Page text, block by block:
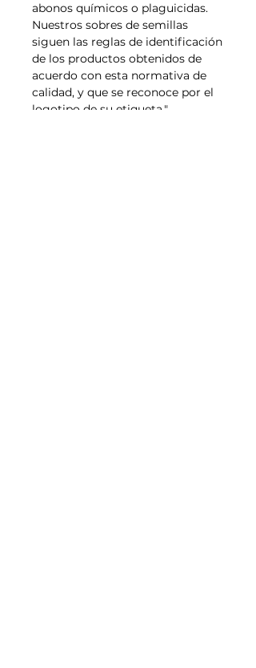
abonos químicos o plaguicidas.
Nuestros sobres de semillas
siguen las reglas de identificación
de los productos obtenidos de
acuerdo con esta normativa de
calidad, y que se reconoce por el
logotipo de su etiqueta."